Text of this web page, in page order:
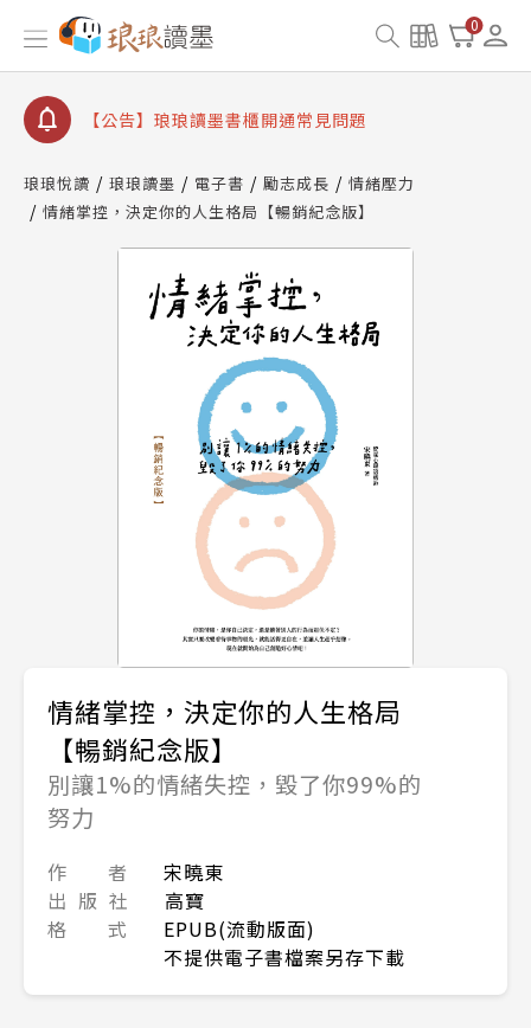
0
【公告】因 Readmoo 讀墨系統維護中，本站同步暫
停部分閱讀服務
【公告】琅琅讀墨數位閱讀資產合併與書櫃開通申請
【公告】琅琅讀墨書櫃開通常見問題
請圖文教學
【公告】琅琅書店服務升級重要說明及資產合併結果
查詢
【公告】因 Readmoo 讀墨系統維護中，本站同步暫
停部分閱讀服務
琅琅悅讀 琅琅讀墨 電子書 勵志成長
情緒壓力
情緒掌控，決定你的人生格局【暢銷紀念版】
情緒掌控，決定你的人生格局
【暢銷紀念版】
別讓1%的情緒失控，毀了你99%的
努力
作 者
宋曉東
出 版 社
高寶
格 式
EPUB(流動版面)
不提供電子書檔案另存下載